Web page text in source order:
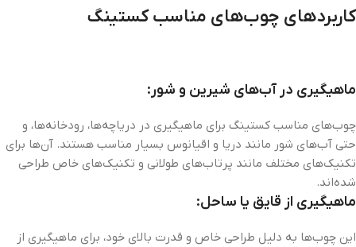
کاربردهای چوب‌های مناسب کستینگ
ماهیگیری در آب‌های شیرین و شور:
چوب‌های مناسب کستینگ برای ماهیگیری در دریاچه‌ها، رودخانه‌ها، و
حتی آب‌های شور مانند دریا و اقیانوس بسیار مناسب هستند. آن‌ها برای
تکنیک‌های مختلف مانند پرتاب‌های طولانی و تکنیک‌های خاص طراحی
شده‌اند.
ماهیگیری از قایق یا ساحل:
این چوب‌ها به دلیل طراحی خاص و قدرت بالای خود، برای ماهیگیری از